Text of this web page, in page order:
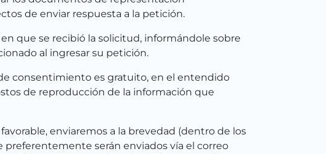
de enviar respuesta a la petición.
que se recibió la solicitud, informándole sobre
al ingresar su petición.
consentimiento es gratuito, en el entendido
de reproducción de la información que
enviaremos a la brevedad (dentro de los
preferentemente serán enviados vía el correo